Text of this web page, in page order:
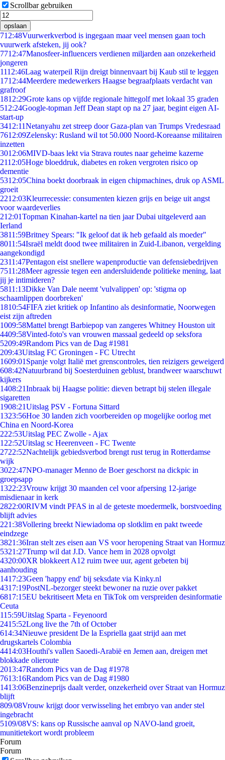
Scrollbar gebruiken
opslaan
712:48Vuurwerkverbod is ingegaan maar veel mensen gaan toch
vuurwerk afsteken, jij ook?
7712:47Manosfeer-influencers verdienen miljarden aan onzekerheid
jongeren
1112:46Laag waterpeil Rijn dreigt binnenvaart bij Kaub stil te leggen
1712:44Meerdere medewerkers Haagse begraafplaats verdacht van
grafroof
1812:29Grote kans op vijfde regionale hittegolf met lokaal 35 graden
512:24Google-topman Jeff Dean stapt op na 27 jaar, begint eigen AI-
start-up
3412:11Netanyahu zet streep door Gaza-plan van Trumps Vredesraad
7612:09Zelensky: Rusland wil tot 50.000 Noord-Koreaanse militairen
inzetten
3012:06MIVD-baas lekt via Strava routes naar geheime kazerne
2112:05Hoge bloeddruk, diabetes en roken vergroten risico op
dementie
5312:05China boekt doorbraak in eigen chipmachines, druk op ASML
groeit
2212:03Kleurrecessie: consumenten kiezen grijs en beige uit angst
voor waardeverlies
212:01Topman Kinahan-kartel na tien jaar Dubai uitgeleverd aan
Ierland
3811:59Britney Spears: "Ik geloof dat ik heb gefaald als moeder"
8011:54Israël meldt dood twee militairen in Zuid-Libanon, vergelding
aangekondigd
2311:47Pentagon eist snellere wapenproductie van defensiebedrijven
7511:28Meer agressie tegen een andersluidende politieke mening, laat
jij je intimideren?
5811:13Dikke Van Dale neemt 'vulvalippen' op: 'stigma op
schaamlippen doorbreken'
1810:54FIFA ziet kritiek op Infantino als desinformatie, Noorwegen
eist zijn aftreden
1009:58Mattel brengt Barbiepop van zangeres Whitney Houston uit
4409:58Vinted-foto's van vrouwen massaal gedeeld op seksfora
5209:49Random Pics van de Dag #1981
209:43Uitslag FC Groningen - FC Utrecht
1609:01 Spanje volgt Italië met grenscontroles, tien reizigers geweigerd
608:42Natuurbrand bij Soesterduinen geblust, brandweer waarschuwt
kijkers
1408:21Inbraak bij Haagse politie: dieven betrapt bij stelen illegale
sigaretten
1908:21Uitslag PSV - Fortuna Sittard
1323:56Hoe 30 landen zich voorbereiden op mogelijke oorlog met
China en Noord-Korea
222:53Uitslag PEC Zwolle - Ajax
1 22:52Uitslag sc Heerenveen - FC Twente
2722:52Nachtelijk gebiedsverbod brengt rust terug in Rotterdamse
wijk
3022:47NPO-manager Menno de Boer geschorst na dickpic in
groepsapp
1322:23Vrouw krijgt 30 maanden cel voor afpersing 12-jarige
misdienaar in kerk
2822:00RIVM vindt PFAS in al de geteste moedermelk, borstvoeding
blijft advies
221:38Vollering breekt Niewiadoma op slotklim en pakt tweede
eindzege
3821:36Iran stelt zes eisen aan VS voor heropening Straat van Hormuz
5321:27Trump wil dat J.D. Vance hem in 2028 opvolgt
4320:00XR blokkeert A12 ruim twee uur, agent gebeten bij
aanhouding
1417:23Geen 'happy end' bij seksdate via Kinky.nl
4317:19PostNL-bezorger steekt bewoner na ruzie over pakket
6817:15EU bekritiseert Meta en TikTok om verspreiden desinformatie
Ceuta
115:59Uitslag Sparta - Feyenoord
2415:52Long live the 7th of October
614:34Nieuwe president De la Espriella gaat strijd aan met
drugskartels Colombia
4414:03Houthi's vallen Saoedi-Arabië en Jemen aan, dreigen met
blokkade olieroute
2013:47Random Pics van de Dag #1978
7613:16Random Pics van de Dag #1980
1413:06Benzineprijs daalt verder, onzekerheid over Straat van Hormuz
blijft
809/08Vrouw krijgt door verwisseling het embryo van ander stel
ingebracht
5109/08VS: kans op Russische aanval op NAVO-land groeit,
munitietekort wordt probleem
Forum
Forum